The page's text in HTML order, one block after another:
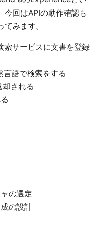
今回はAPIの動作確認も
みます。
索サービスに文書を登録
言語で検索をする
却される
の選定
の設計